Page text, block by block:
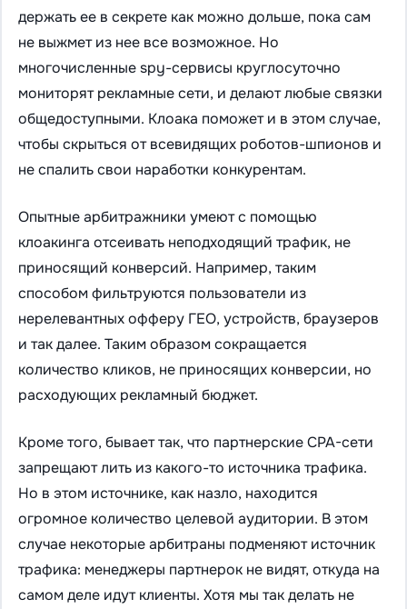
держать ее в секрете как можно дольше, пока сам
не выжмет из нее все возможное. Но
многочисленные spy-сервисы круглосуточно
мониторят рекламные сети, и делают любые связки
общедоступными. Клоака поможет и в этом случае,
чтобы скрыться от всевидящих роботов-шпионов и
не спалить свои наработки конкурентам.
Опытные арбитражники умеют с помощью
клоакинга отсеивать неподходящий трафик, не
приносящий конверсий. Например, таким
способом фильтруются пользователи из
нерелевантных офферу ГЕО, устройств, браузеров
и так далее. Таким образом сокращается
количество кликов, не приносящих конверсии, но
расходующих рекламный бюджет.
Кроме того, бывает так, что партнерские CPA-сети
запрещают лить из какого-то источника трафика.
Но в этом источнике, как назло, находится
огромное количество целевой аудитории. В этом
случае некоторые арбитраны подменяют источник
трафика: менеджеры партнерок не видят, откуда на
самом деле идут клиенты. Хотя мы так делать не